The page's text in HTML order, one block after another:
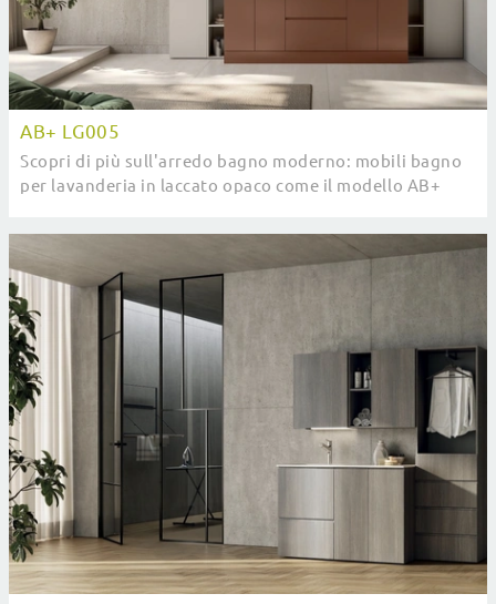
AB+ LG005
Scopri di più sull'arredo bagno moderno: mobili bagno
per lavanderia in laccato opaco come il modello AB+